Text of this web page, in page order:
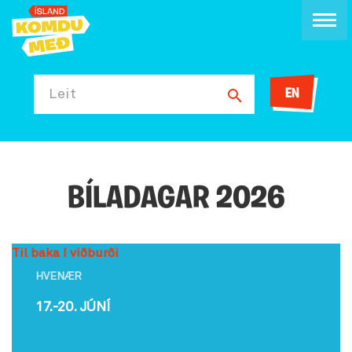
Leit EN
BÍLADAGAR 2026
Til baka í viðburði
HVENÆR
17.-20. JÚNÍ